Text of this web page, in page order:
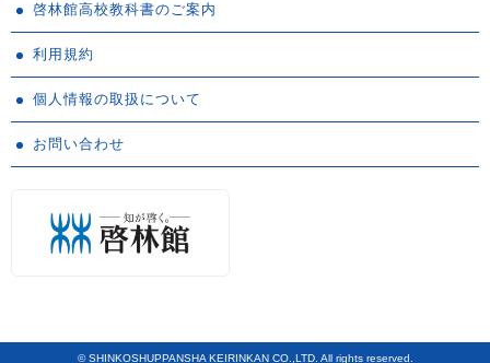
啓林館高校教科書のご案内
利用規約
個人情報の取扱について
お問い合わせ
© SHINKOSHUPPANSHA KEIRINKAN CO.,LTD. All rights reserved.